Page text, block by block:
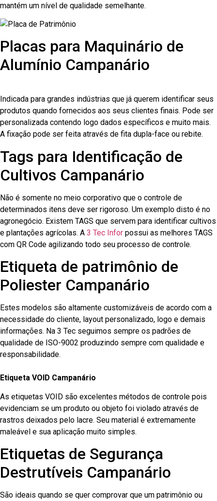
mantém um nível de qualidade semelhante.
Placas para Maquinário de
Alumínio Campanário
Indicada para grandes indústrias que já querem identificar seus
produtos quando fornecidos aos seus clientes finais. Pode ser
personalizada contendo logo dados específicos e muito mais.
A fixação pode ser feita através de fita dupla-face ou rebite.
Tags para Identificação de
Cultivos Campanário
Não é somente no meio corporativo que o controle de
determinados itens deve ser rigoroso. Um exemplo disto é no
agronegócio. Existem TAGS que servem para identificar cultivos
e plantações agrícolas. A 3 Tec Infor possui as melhores TAGS
com QR Code agilizando todo seu processo de controle.
Etiqueta de patrimônio de
Poliester Campanário
Estes modelos são altamente customizáveis de acordo com a
necessidade do cliente, layout personalizado, logo e demais
informações. Na 3 Tec seguimos sempre os padrões de
qualidade de ISO-9002 produzindo sempre com qualidade e
responsabilidade.
Etiqueta VOID Campanário
As etiquetas VOID são excelentes métodos de controle pois
evidenciam se um produto ou objeto foi violado através de
rastros deixados pelo lacre. Seu material é extremamente
maleável e sua aplicação muito simples.
Etiquetas de Segurança
Destrutíveis Campanário
São ideais quando se quer comprovar que um patrimônio ou